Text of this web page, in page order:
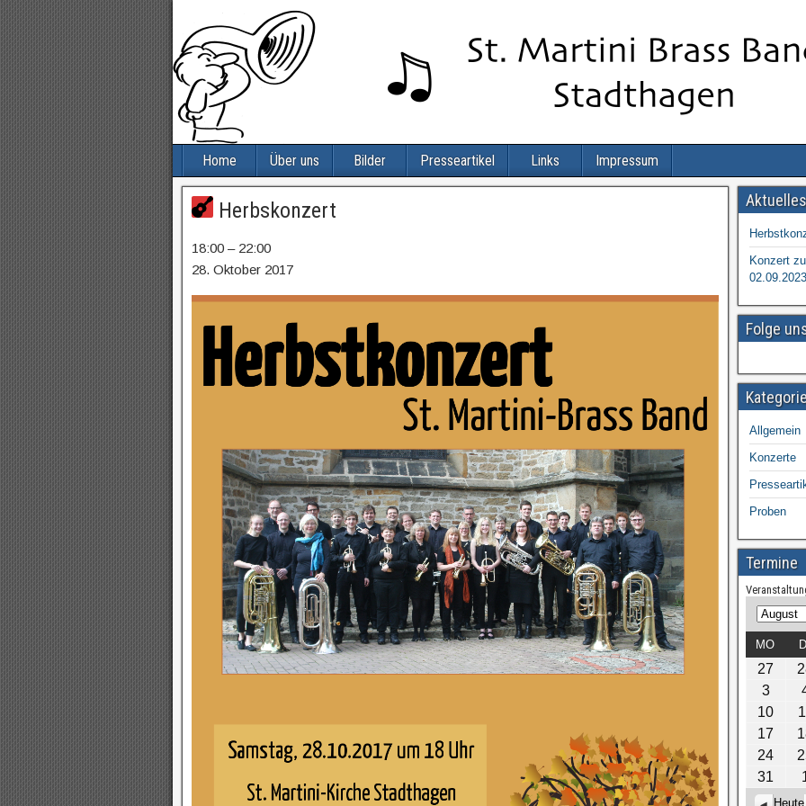
Home Über uns Bilder Presseartikel Links Impressum
Herbskonzert
18:00 – 22:00
28. Oktober 2017
Aktuelles
Konzert
02.09.2023
Folge
Allgemein
Konzerte
Proben
Termine
M
o
n
a
J
a
h
r
MO DI
27
3
10
17
24
31
Heute